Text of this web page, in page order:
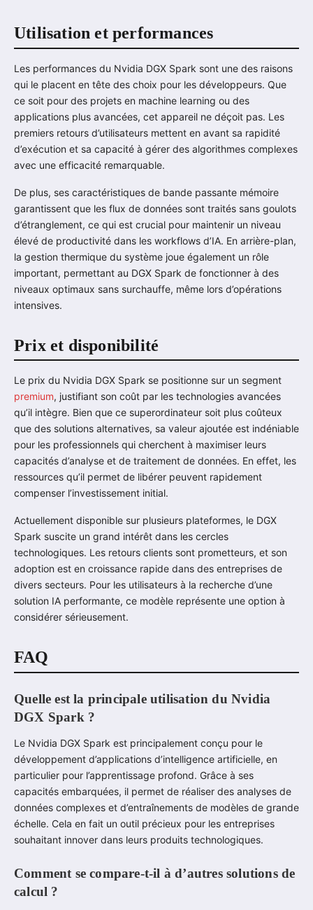
Utilisation et performances
Les performances du Nvidia DGX Spark sont une des raisons
qui le placent en tête des choix pour les développeurs. Que
ce soit pour des projets en machine learning ou des
applications plus avancées, cet appareil ne déçoit pas. Les
premiers retours d’utilisateurs mettent en avant sa rapidité
d’exécution et sa capacité à gérer des algorithmes complexes
avec une efficacité remarquable.
De plus, ses caractéristiques de bande passante mémoire
garantissent que les flux de données sont traités sans goulots
d’étranglement, ce qui est crucial pour maintenir un niveau
élevé de productivité dans les workflows d’IA. En arrière-plan,
la gestion thermique du système joue également un rôle
important, permettant au DGX Spark de fonctionner à des
niveaux optimaux sans surchauffe, même lors d’opérations
intensives.
Prix et disponibilité
Le prix du Nvidia DGX Spark se positionne sur un segment
premium, justifiant son coût par les technologies avancées
qu’il intègre. Bien que ce superordinateur soit plus coûteux
que des solutions alternatives, sa valeur ajoutée est indéniable
pour les professionnels qui cherchent à maximiser leurs
capacités d’analyse et de traitement de données. En effet, les
ressources qu’il permet de libérer peuvent rapidement
compenser l’investissement initial.
Actuellement disponible sur plusieurs plateformes, le DGX
Spark suscite un grand intérêt dans les cercles
technologiques. Les retours clients sont prometteurs, et son
adoption est en croissance rapide dans des entreprises de
divers secteurs. Pour les utilisateurs à la recherche d’une
solution IA performante, ce modèle représente une option à
considérer sérieusement.
FAQ
Quelle est la principale utilisation du Nvidia
DGX Spark ?
Le Nvidia DGX Spark est principalement conçu pour le
développement d’applications d’intelligence artificielle, en
particulier pour l’apprentissage profond. Grâce à ses
capacités embarquées, il permet de réaliser des analyses de
données complexes et d’entraînements de modèles de grande
échelle. Cela en fait un outil précieux pour les entreprises
souhaitant innover dans leurs produits technologiques.
Comment se compare-t-il à d’autres solutions de
calcul ?